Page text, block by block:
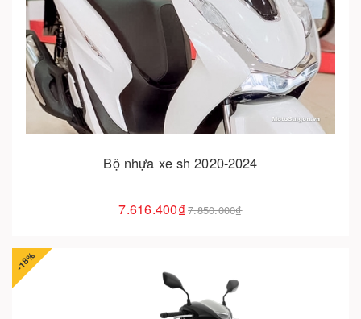
Bộ nhựa xe sh 2020-2024
7.616.400₫7.850.000₫
Cho vào giỏ hàng
-18%